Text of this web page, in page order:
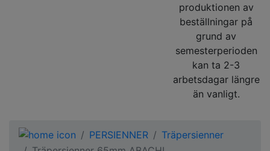
produktionen av
beställningar på
grund av
semesterperioden
kan ta 2-3
arbetsdagar längre
än vanligt.
PERSIENNER
Träpersienner